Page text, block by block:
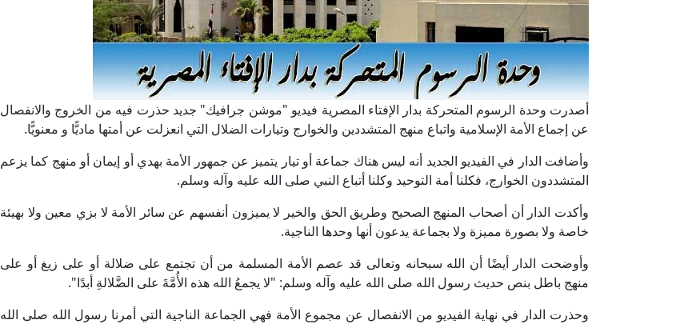
أصدرت وحدة الرسوم المتحركة بدار الإفتاء المصرية فيديو "موشن جرافيك" جديد حذرت فيه من الخروج والانفصال
عن إجماع الأمة الإسلامية واتباع منهج المتشددين والخوارج وتيارات الضلال التي انعزلت عن أمتها ماديًّا و معنويًّا.
وأضافت الدار في الفيديو الجديد أنه ليس هناك جماعة أو تيار يتميز عن جمهور الأمة بهدي أو إيمان أو منهج كما يزعم
المتشددون الخوارج، فكلنا أمة التوحيد وكلنا أتباع النبي صلى الله عليه وآله وسلم.
وأكدت الدار أن أصحاب المنهج الصحيح وطريق الحق والخير لا يميزون أنفسهم عن سائر الأمة لا بزي معين ولا بهيئة
خاصة ولا بصورة مميزة ولا بجماعة يدعون أنها وحدها الناجية.
وأوضحت الدار أيضًا أن الله سبحانه وتعالى قد عصم الأمة المسلمة من أن تجتمع على ضلالة أو على زيغ أو على
منهج باطل بنص حديث رسول الله صلى الله عليه وآله وسلم: "لا يجمعُ الله هذه الأُمَّةَ على الضَّلالةِ أبدًا".
‎وحذرت الدار في نهاية الفيديو من الانفصال عن مجموع الأمة فهي الجماعة الناجية التي أمرنا رسول الله صلى الله